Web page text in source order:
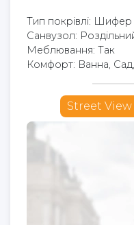
Тип покрівлі: Шифер
Cанвузол:
Меблювання: Так
Комфорт: Ванна,
Street View